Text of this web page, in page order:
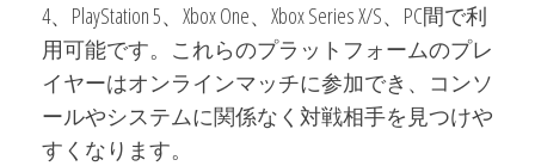
4、PlayStation 5、Xbox One、Xbox Series X/S、PC間で利
用可能です。これらのプラットフォームのプレ
イヤーはオンラインマッチに参加でき、コンソ
ールやシステムに関係なく対戦相手を見つけや
すくなります。